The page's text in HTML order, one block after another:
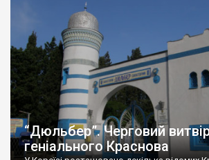
“Дюльбер”. Черговий
геніального Краснова